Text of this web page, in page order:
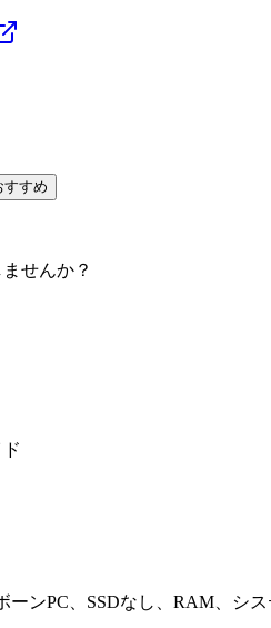
すすめ
せんか？
ーンPC、SSDなし、RAM、シ